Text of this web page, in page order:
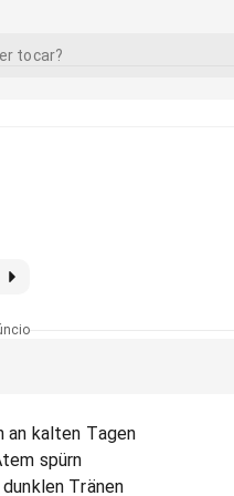
an kalten Tagen
spürn
Tränen